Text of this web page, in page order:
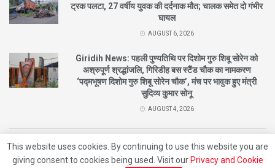
ट्रक पलटा, 27 वर्षीय युवक की दर्दनाक मौत; चालक समेत दो गंभीर
घायल
AUGUST 6, 2026
Giridih News: पहली पुण्यतिथि पर दिशोम गुरु शिबू सोरेन को
अश्रुपूर्ण श्रद्धांजलि, गिरिडीह बस स्टैंड चौक का नामकरण
‘पद्मभूषण दिशोम गुरु शिबू सोरेन चौक’, मंच पर भावुक हुए मंत्री
सुदिव्य कुमार सोनू
AUGUST 4, 2026
© 2021City News Giridih |Designed ByNishantDeveloped ByBeat Of Life
This website uses cookies. By continuing to use this website you are
giving consent to cookies being used. Visit our Privacy and Cookie